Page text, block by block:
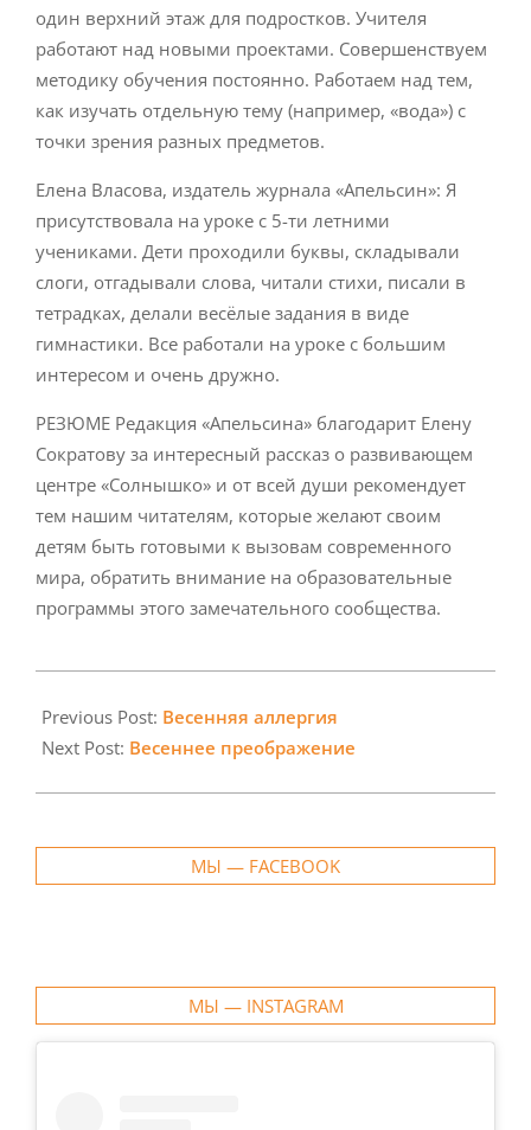
один верхний этаж для подростков. Учителя
работают над новыми проектами. Совершенствуем
методику обучения постоянно. Работаем над тем,
как изучать отдельную тему (например, «вода») с
точки зрения разных предметов.
Елена Власова, издатель журнала «Апельсин»: Я
присутствовала на уроке с 5-ти летними
учениками. Дети проходили буквы, складывали
слоги, отгадывали слова, читали стихи, писали в
тетрадках, делали весёлые задания в виде
гимнастики. Все работали на уроке с большим
интересом и очень дружно.
РЕЗЮМЕ Редакция «Апельсина» благодарит Елену
Сократову за интересный рассказ о развивающем
центре «Солнышко» и от всей души рекомендует
тем нашим читателям, которые желают своим
детям быть готовыми к вызовам современного
мира, обратить внимание на образовательные
программы этого замечательного сообщества.
03-
08
Previous Post: Весенняя аллергия
Next Post: Весеннее преображение
МЫ — FACEBOOK
МЫ — INSTAGRAM